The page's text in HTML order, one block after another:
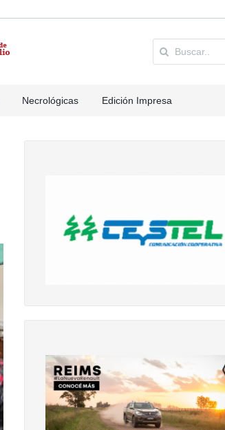
Necrológicas Edición Impresa